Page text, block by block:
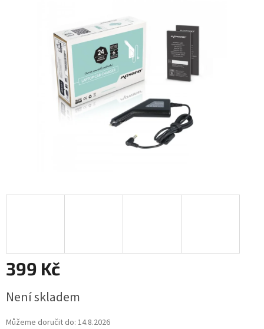
hvězdiček.
399 Kč
cena:
Není skladem
Můžeme doručit do: 14.8.2026